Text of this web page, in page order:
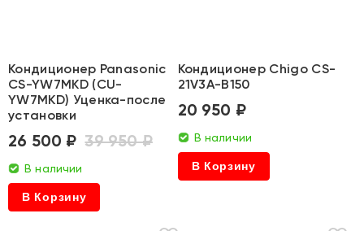
Кондиционер Panasonic
CS-YW7MKD (CU-
YW7MKD) Уценка-после
установки
26 500 ₽ 39 950 ₽
В наличии
В Корзину
Кондиционер Chigo CS-
21V3A-B150
20 950 ₽
В наличии
В Корзину